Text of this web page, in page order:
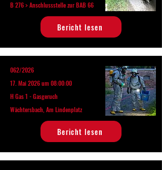
B 276 > Anschlussstelle zur BAB 66
Bericht lesen
062/2026
17. Mai 2026 um 08:00:00
H Gas 1 - Gasgeruch
Wächtersbach, Am Lindenplatz
Bericht lesen